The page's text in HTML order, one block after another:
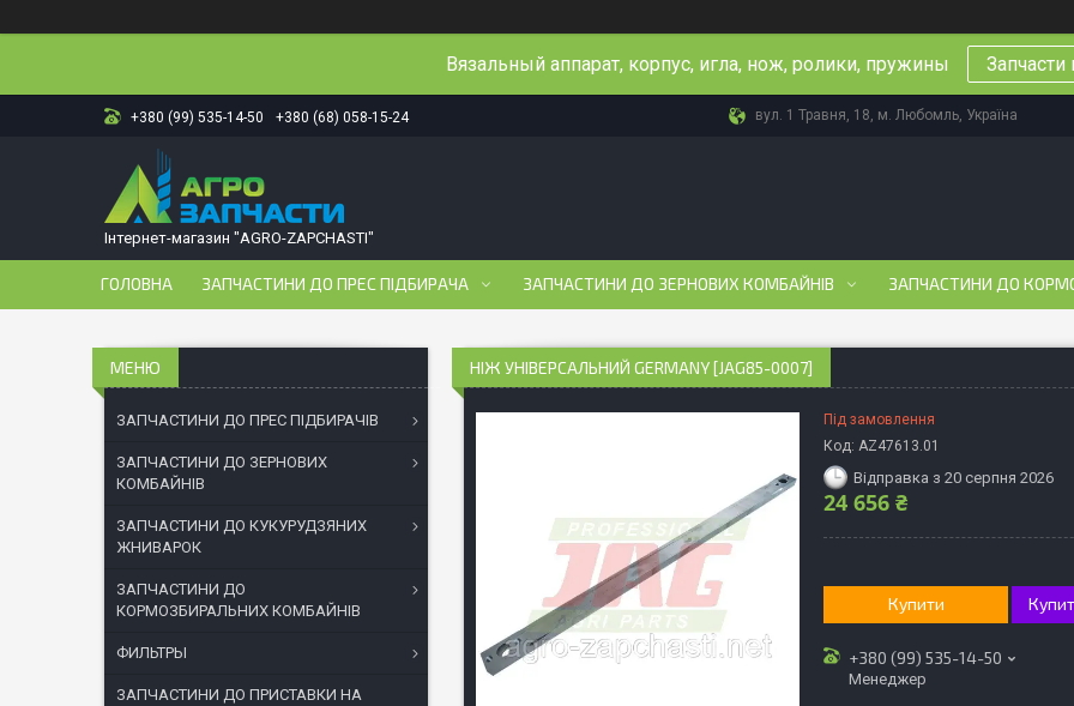
Вязальный аппарат, корпус, игла, нож, ролики, пружины Запчасти
+380 (99) 535-14-50 +380 (68) 058-15-24 вул. 1 Травня, 18, м. Любомль, Україна
Інтернет-магазин "AGRO-ZAPCHASTI"
ГОЛОВНА ЗАПЧАСТИНИ ДО ПРЕС ПІДБИРАЧА ЗАПЧАСТИНИ ДО ЗЕРНОВИХ КОМБАЙНІВ ЗАПЧАСТИНИ ДО
НІЖ УНІВЕРСАЛЬНИЙ GERMANY [JAG85-0007]
Під замовлення
Код: AZ47613.01
Відправка з 20 серпня 2026
24 656 ₴
Купити
+380 (99) 535-14-50
Менеджер
ЗАПЧАСТИНИ ДО ПРЕС ПІДБИРАЧІВ
ЗАПЧАСТИНИ ДО ЗЕРНОВИХ
КОМБАЙНІВ
ЗАПЧАСТИНИ ДО КУКУРУДЗЯНИХ
ЖНИВАРОК
ЗАПЧАСТИНИ ДО
КОРМОЗБИРАЛЬНИХ КОМБАЙНІВ
ФИЛЬТРЫ
ЗАПЧАСТИНИ ДО ПРИСТАВКИ НА